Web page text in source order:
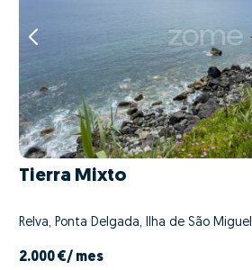
Tierra Mixto
Relva, Ponta Delgada, Ilha de São Miguel
2.000 €/ mes